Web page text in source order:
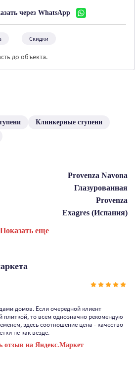
Клинкерные ступени
Provenza Navona
Глазурованная
Provenza
Exagres (Испания)
Показать еще
через WhatsApp
Скидки
до объекта.
домов. Если очередной клиент
плиткой, то всем однозначно рекомендую
здесь соотношение цена - качество
не как везде.
отзыв на Яндекс.Маркет